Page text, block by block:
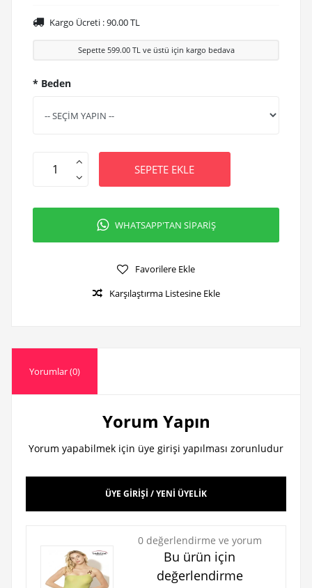
Kargo Ücreti :90.00TL
Sepette 599.00TL ve üstü için kargo bedava
* Beden
SEPETE EKLE
WHATSAPP'TAN SİPARİŞ
Favorilere Ekle
Karşılaştırma Listesine Ekle
Yorumlar (0)
Yorum Yapın
Yorum yapabilmek için üye girişi yapılması zorunludur
ÜYE GİRİŞİ / YENİ ÜYELİK
0 değerlendirme ve yorum
Bu ürün için
değerlendirme